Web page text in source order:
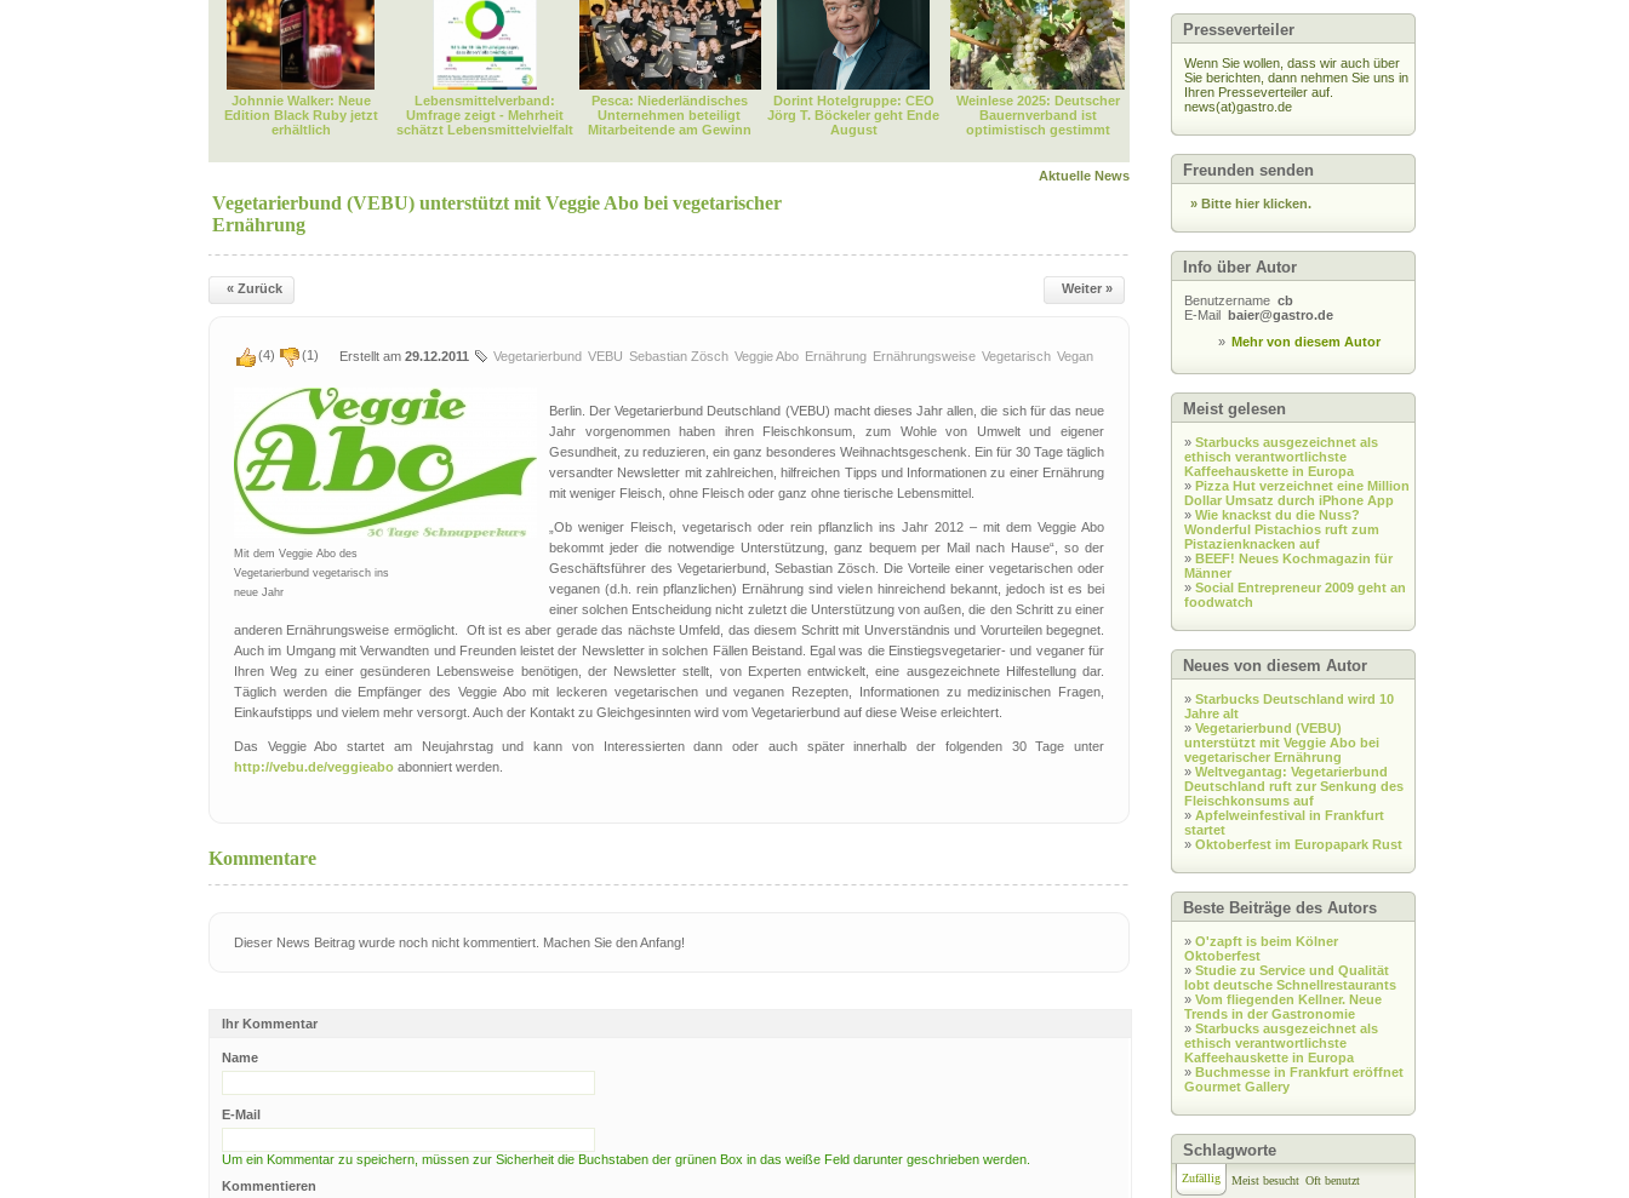
Johnnie Walker: Neue
Edition Black Ruby jetzt
erhältlich
Lebensmittelverband:
Umfrage zeigt - Mehrheit
schätzt Lebensmittelvielfalt
Pesca: Niederländisches
Unternehmen beteiligt
Mitarbeitende am Gewinn
Dorint Hotelgruppe: CEO
Jörg T. Böckeler geht Ende
August
Weinlese 2025: Deutscher
Bauernverband ist
optimistisch gestimmt
Aktuelle News
Vegetarierbund (VEBU) unterstützt mit Veggie Abo bei vegetarischer
Ernährung
« Zurück Weiter »
(4) (1) Erstellt am 29.12.2011 Vegetarierbund VEBU Sebastian Zösch Veggie Abo Ernährung Ernährungsweise Vegetarisch Vegan
Mit dem Veggie Abo des
Vegetarierbund vegetarisch ins
neue Jahr
Berlin. Der Vegetarierbund Deutschland (VEBU) macht dieses Jahr allen, die sich für das neue
Jahr vorgenommen haben ihren Fleischkonsum, zum Wohle von Umwelt und eigener
Gesundheit, zu reduzieren, ein ganz besonderes Weihnachtsgeschenk. Ein für 30 Tage täglich
versandter Newsletter mit zahlreichen, hilfreichen Tipps und Informationen zu einer Ernährung
mit weniger Fleisch, ohne Fleisch oder ganz ohne tierische Lebensmittel.
„Ob weniger Fleisch, vegetarisch oder rein pflanzlich ins Jahr 2012 – mit dem Veggie Abo
bekommt jeder die notwendige Unterstützung, ganz bequem per Mail nach Hause“, so der
Geschäftsführer des Vegetarierbund, Sebastian Zösch. Die Vorteile einer vegetarischen oder
veganen (d.h. rein pflanzlichen) Ernährung sind vielen hinreichend bekannt, jedoch ist es bei
einer solchen Entscheidung nicht zuletzt die Unterstützung von außen, die den Schritt zu einer
anderen Ernährungsweise ermöglicht. Oft ist es aber gerade das nächste Umfeld, das diesem Schritt mit Unverständnis und Vorurteilen begegnet.
Auch im Umgang mit Verwandten und Freunden leistet der Newsletter in solchen Fällen Beistand. Egal was die Einstiegsvegetarier- und veganer für
Ihren Weg zu einer gesünderen Lebensweise benötigen, der Newsletter stellt, von Experten entwickelt, eine ausgezeichnete Hilfestellung dar.
Täglich werden die Empfänger des Veggie Abo mit leckeren vegetarischen und veganen Rezepten, Informationen zu medizinischen Fragen,
Einkaufstipps und vielem mehr versorgt. Auch der Kontakt zu Gleichgesinnten wird vom Vegetarierbund auf diese Weise erleichtert.
Das Veggie Abo startet am Neujahrstag und kann von Interessierten dann oder auch später innerhalb der folgenden 30 Tage unter
http://vebu.de/veggieabo abonniert werden.
Kommentare
Dieser News Beitrag wurde noch nicht kommentiert. Machen Sie den Anfang!
Ihr Kommentar
Name
E-Mail
Um ein Kommentar zu speichern, müssen zur Sicherheit die Buchstaben der grünen Box in das weiße Feld darunter geschrieben werden.
Kommentieren
Presseverteiler
Wenn Sie wollen, dass wir auch über
Sie berichten, dann nehmen Sie uns in
Ihren Presseverteiler auf.
news(at)gastro.de
Freunden senden
» Bitte hier klicken.
Info über Autor
Benutzername cb
E-Mail baier@gastro.de
» Mehr von diesem Autor
Meist gelesen
» Starbucks ausgezeichnet als
ethisch verantwortlichste
Kaffeehauskette in Europa
» Pizza Hut verzeichnet eine Million
Dollar Umsatz durch iPhone App
» Wie knackst du die Nuss?
Wonderful Pistachios ruft zum
Pistazienknacken auf
» BEEF! Neues Kochmagazin für
Männer
» Social Entrepreneur 2009 geht an
foodwatch
Neues von diesem Autor
» Starbucks Deutschland wird 10
Jahre alt
» Vegetarierbund (VEBU)
unterstützt mit Veggie Abo bei
vegetarischer Ernährung
» Weltvegantag: Vegetarierbund
Deutschland ruft zur Senkung des
Fleischkonsums auf
» Apfelweinfestival in Frankfurt
startet
» Oktoberfest im Europapark Rust
Beste Beiträge des Autors
» O'zapft is beim Kölner
Oktoberfest
» Studie zu Service und Qualität
lobt deutsche Schnellrestaurants
» Vom fliegenden Kellner. Neue
Trends in der Gastronomie
» Starbucks ausgezeichnet als
ethisch verantwortlichste
Kaffeehauskette in Europa
» Buchmesse in Frankfurt eröffnet
Gourmet Gallery
Schlagworte
Zufällig Meist besucht Oft benutzt